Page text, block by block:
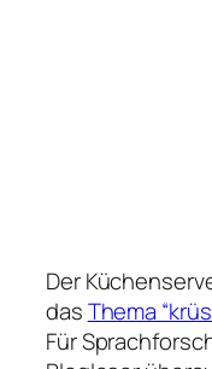
Der
dasThema
Für